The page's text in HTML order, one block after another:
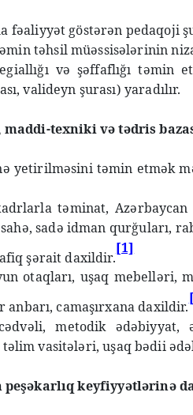
fəaliyyət göstərən pedaqoji
təhsil müəssisələrinin
və şəffaflığı təmin
valideyn şurası) yaradılır.
texniki və tədris
yetirilməsini təmin etmək
təminat, Azərbaycan
sadə idman qurğuları,
şərait daxildir.
[1]
otaqları, uşaq
anbarı, camaşırxana daxildir.
metodik ədəbiyyat,
vasitələri, uşaq bədii
keyfiyyətlərinə